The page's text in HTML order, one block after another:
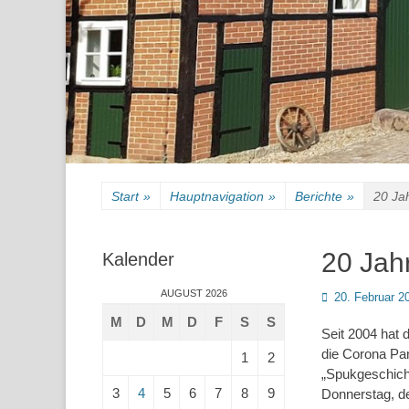
Start » Hauptnavigation » Berichte » 20
20
Posted
20. Februar
Seit 2004 hat
die Corona
Donnerstag,
Kalender
AUGUST 2026
M D M D F S S
1 2
3 4 5 6 7 8 9